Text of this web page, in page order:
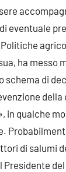
eventuale
ha messo
schema di
in qualche
di salumi